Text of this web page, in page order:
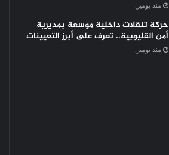
منذ يومين
حركة تنقلات داخلية موسعة بمديرية
أمن القليوبية.. تعرف على أبرز التعيينات
منذ يومين